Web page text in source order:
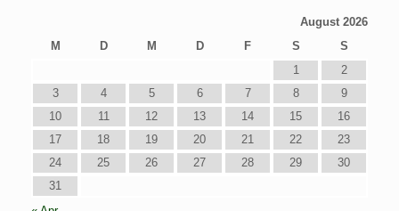
August 2026
M
D M D F S
S
1
2
3
4 5 6 7 8
9
10
11 12 13 14 15
16
17
18 19 20 21 22
23
24
25 26 27 28 29
30
31